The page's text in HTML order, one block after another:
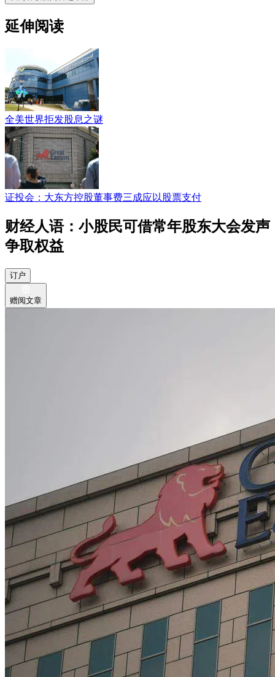
延伸阅读
全美世界拒发股息之谜
证投会：大东方控股董事费三成应以股票支付
财经人语：小股民可借常年股东大会发声
争取权益
订户
赠阅文章